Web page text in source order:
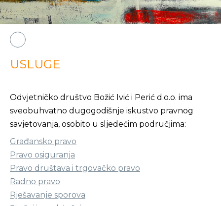
USLUGE
Odvjetničko društvo Božić Ivić i Perić d.o.o. ima
sveobuhvatno dugogodišnje iskustvo pravnog
savjetovanja, osobito u sljedećim područjima:
Građansko pravo
Pravo osiguranja
Pravo društava i trgovačko pravo
Radno pravo
Rješavanje sporova